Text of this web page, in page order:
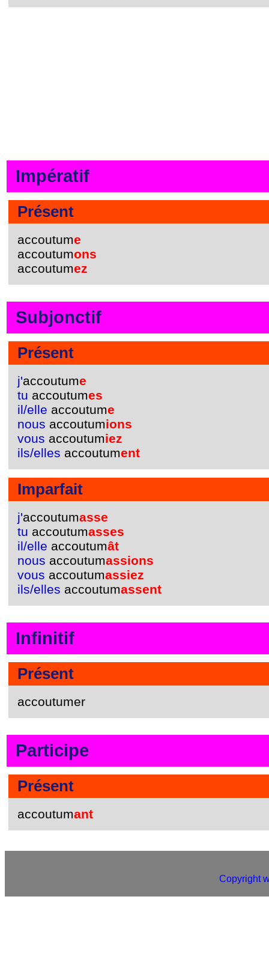
Impératif
Présent
accoutume
accoutumons
accoutumez
Subjonctif
Présent
j'accoutume
tu accoutumes
il/elle accoutume
nous accoutumions
vous accoutumiez
ils/elles accoutument
Imparfait
j'accoutumasse
tu accoutumasses
il/elle accoutumât
nous accoutumassions
vous accoutumassiez
ils/elles accoutumassent
Infinitif
Présent
accoutumer
Participe
Présent
accoutumant
Copyright